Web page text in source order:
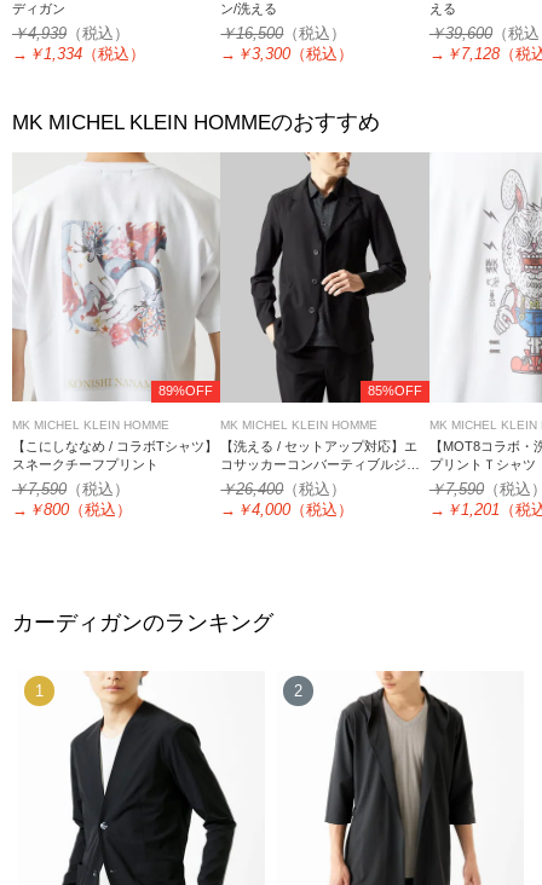
ディガン
￥4,939 （税込）
→ ￥1,334 （税込）
ン/洗える
￥16,500（税込）
→ ￥3,300 （税込）
える
￥39,600（税
→ ￥7,128（税
MK MICHEL KLEIN HOMMEのおすすめ
89%OFF
MK MICHEL KLEIN HOMME
【こにしななめ / コラボTシャツ】
スネークチーフプリント
￥7,590 （税込）
→ ￥800 （税込）
85%OFF
MK MICHEL KLEIN HOMME
【洗える / セットアップ対応】エ
コサッカーコンバーティブルジャ
ケット
￥26,400（税込）
→ ￥4,000 （税込）
MK MICHEL KLEIN
【MOT8コラボ・
プリントＴシャツ
￥7,590（税込
→ ￥1,201 （税
カーディガンのランキング
1 2